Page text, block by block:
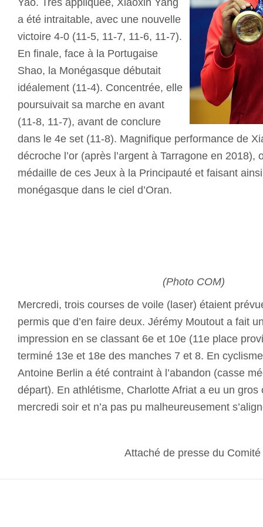
a été intraitable, avec une nouvelle
victoire 4-0 (11-5, 11-7, 11-6, 11-7).
En finale, face à la Portugaise
Shao, la Monégasque débutait
idéalement (11-4). Concentrée, elle
poursuivait sa marche en avant
(11-8, 11-7), avant de conclure
dans le 4e set (11-8). Magnifique performance de
décroche l’or (après l’argent à Tarragone en 2018),
médaille de ces Jeux à la Principauté et faisant
monégasque dans le ciel d’Oran.
(Photo COM)
Mercredi, trois courses de voile (laser) étaient
permis que d’en faire deux. Jérémy Moutout a fait
impression en se classant 6e et 10e (11e place
terminé 13e et 18e des manches 7 et 8. En
Antoine Berlin a été contraint à l’abandon (casse
départ). En athlétisme, Charlotte Afriat a eu un gros
mercredi soir et n’a pas pu malheureusement
Attaché de presse du